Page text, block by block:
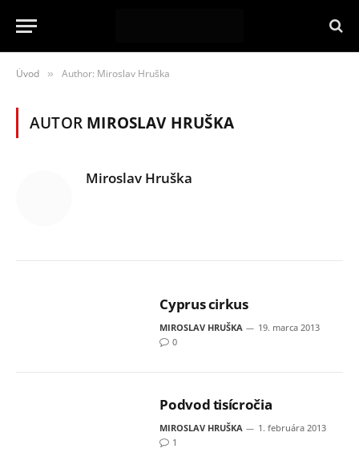
Úvod » Author: Miroslav Hruška
AUTOR MIROSLAV HRUŠKA
Miroslav Hruška
Cyprus cirkus
MIROSLAV HRUŠKA
19. marca 2013
0
Podvod tisícročia
MIROSLAV HRUŠKA
1. februára 2013
1